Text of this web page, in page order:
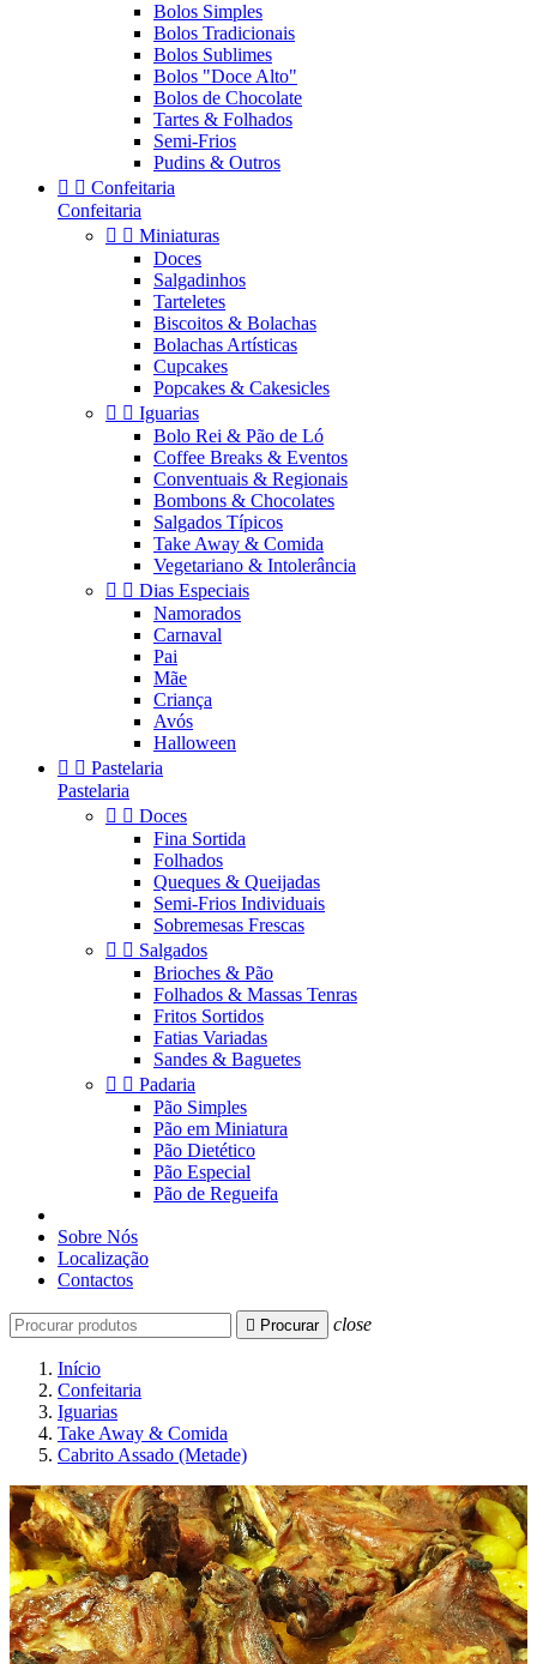
Bolos Simples
Bolos Tradicionais
Bolos Sublimes
Bolos "Doce Alto"
Bolos de Chocolate
Tartes & Folhados
Semi-Frios
Pudins & Outros
  Confeitaria
Confeitaria
  Miniaturas
Doces
Salgadinhos
Tarteletes
Biscoitos & Bolachas
Bolachas Artísticas
Cupcakes
Popcakes & Cakesicles
  Iguarias
Bolo Rei & Pão de Ló
Coffee Breaks & Eventos
Conventuais & Regionais
Bombons & Chocolates
Salgados Típicos
Take Away & Comida
Vegetariano & Intolerância
  Dias Especiais
Namorados
Carnaval
Pai
Mãe
Criança
Avós
Halloween
  Pastelaria
Pastelaria
  Doces
Fina Sortida
Folhados
Queques & Queijadas
Semi-Frios Individuais
Sobremesas Frescas
  Salgados
Brioches & Pão
Folhados & Massas Tenras
Fritos Sortidos
Fatias Variadas
Sandes & Baguetes
  Padaria
Pão Simples
Pão em Miniatura
Pão Dietético
Pão Especial
Pão de Regueifa
Sobre Nós
Localização
Contactos
 Procurar close
Início
Confeitaria
Iguarias
Take Away & Comida
Cabrito Assado (Metade)